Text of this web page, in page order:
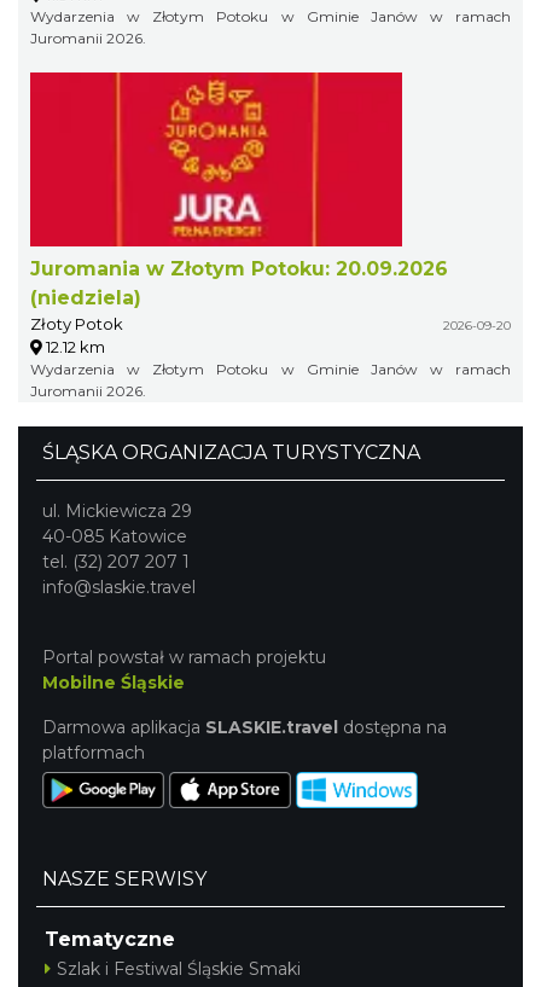
Wydarzenia w Złotym Potoku w Gminie Janów w ramach
Juromanii 2026.
Juromania w Złotym Potoku: 20.09.2026
(niedziela)
Złoty Potok 2026-09-20
12.12 km
Wydarzenia w Złotym Potoku w Gminie Janów w ramach
Juromanii 2026.
ŚLĄSKA ORGANIZACJA TURYSTYCZNA
ul. Mickiewicza 29
40-085 Katowice
tel. (32) 207 207 1
info@slaskie.travel
Portal powstał w ramach projektu
Mobilne Śląskie
Darmowa aplikacja SLASKIE.travel dostępna na
platformach
NASZE SERWISY
Tematyczne
Szlak i Festiwal Śląskie Smaki